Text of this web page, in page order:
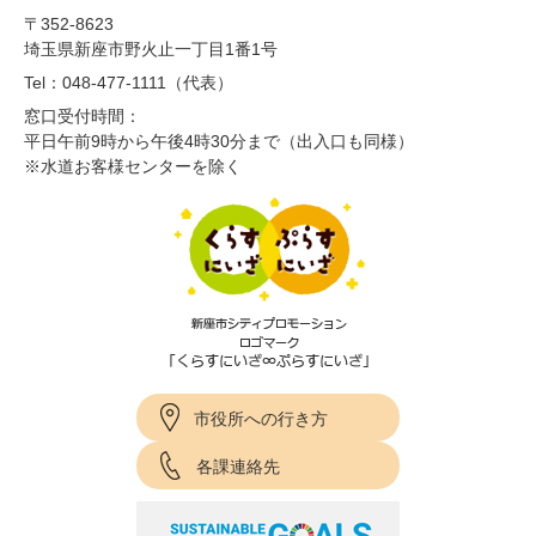
〒352-8623
埼玉県新座市野火止一丁目1番1号
Tel：048-477-1111（代表）
窓口受付時間：
平日午前9時から午後4時30分まで（出入口も同様）
※水道お客様センターを除く
市役所への行き方
各課連絡先